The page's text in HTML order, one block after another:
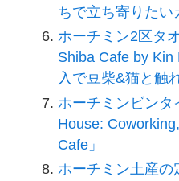
ちで立ち寄りたい
ホーチミン2区タ
Shiba Cafe by
入で豆柴&猫と触
ホーチミンビン
House:
Cafe」
ホーチミン土産の